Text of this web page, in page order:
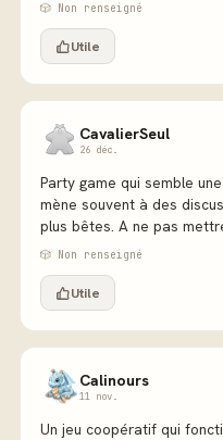
🎲 Non renseigné
Utile
CavalierSeul
26 déc.
Party game qui semble
mène souvent à des
plus bêtes. A ne pas
🎲 Non renseigné
Utile
Calinours
11 nov.
Un jeu coopératif qui